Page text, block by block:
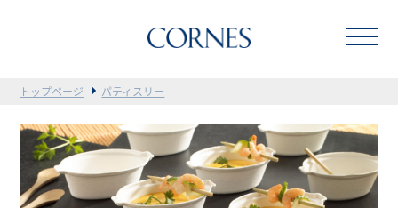
トップページ パティスリー